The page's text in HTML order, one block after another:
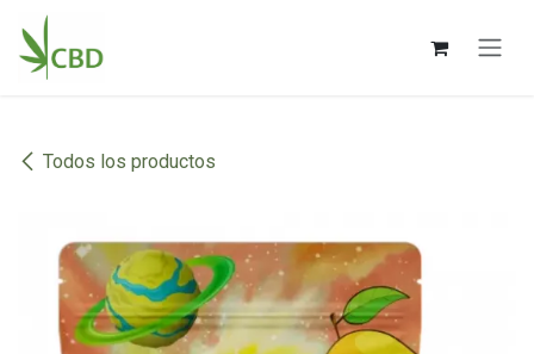
Ir al contenido
Todos los productos